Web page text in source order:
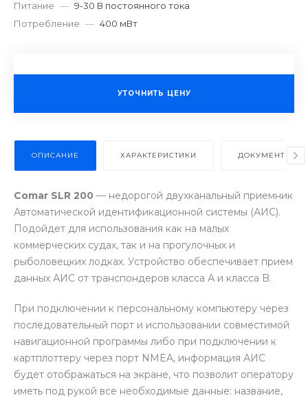
Питание — 9-30 В постоянного тока
Потребление — 400 мВт
УТОЧНИТЬ ЦЕНУ
ОПИСАНИЕ ХАРАКТЕРИСТИКИ ДОКУМЕНТЫ
Comar SLR 200 — недорогой двухканальный приемник
Автоматической идентификационной системы (АИС).
Подойдет для использования как на малых
коммерческих судах, так и на прогулочных и
рыболовецких лодках. Устройство обеспечивает прием
данных АИС от транспондеров класса А и класса B.
При подключении к персональному компьютеру через
последовательный порт и использовании совместимой
навигационной программы либо при подключении к
картплоттеру через порт NMEA, информация АИС
будет отображаться на экране, что позволит оператору
иметь под рукой все необходимые данные: название,